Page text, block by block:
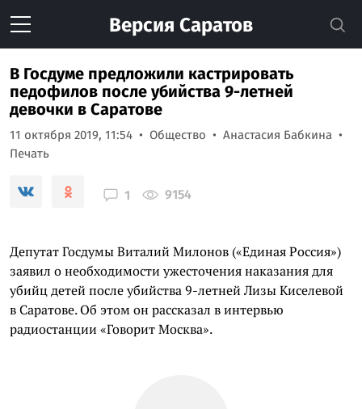
Версия Саратов
В Госдуме предложили кастрировать
педофилов после убийства 9-летней
девочки в Саратове
11 октября 2019, 11:54 Общество
Анастасия Бабкина
Печать
1 9154
Депутат Госдумы Виталий Милонов («Единая Россия»)
заявил о необходимости ужесточения наказания для
убийц детей после убийства 9-летней Лизы Киселевой
в Саратове. Об этом он рассказал в интервью
радиостанции «Говорит Москва».